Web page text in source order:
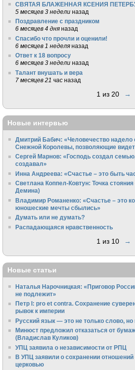
СВЯТАЯ БЛАЖЕННАЯ КСЕНИЯ
5 месяцев 3 недели назад
Поздравление с праздником
6 месяцев 4 дня назад
Спасибо что прочли и оценили!
6 месяцев 1 неделя назад
Ответ к 18 вопросу
6 месяцев 3 недели назад
Талант внушать и вера
7 месяцев 21 час назад
1 из 20 →
Новые интервью
Дмитрий Бабич: «Человечество надело
Снежной Королевы, позволяющие
Сергей Марнов: «Господь создал
создавал»
Инна Андреева: «Счастье – это быть
Светлана Коппел-Ковтун: Точка
Демина)
Владимир Романенко: «Счастье – это
юношеские мечты сбылись»
Думать или не думать?
Распадающаяся нравственность
1 из 10 →
Новые статьи
Наталья Нарочницкая: «Приговор
не подлежит»
Петр I: pro et contra. Сохранение
рывок к империи
Русский язык — это не только слово, но
Минюст предложил отказаться от
(Владислав Куликов)
УПЦ заявила о независимости от РПЦ
В УПЦ заявили о сохранении
церковью